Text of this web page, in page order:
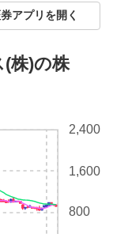
アプリを開く
株)の株
800
1,600
2,400